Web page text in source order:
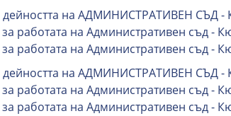
на АДМИНИСТРАТИВЕН СЪД -
за работата на Административен съд -
за работата на Административен съд -
на АДМИНИСТРАТИВЕН СЪД -
за работата на Административен съд -
за работата на Административен съд -